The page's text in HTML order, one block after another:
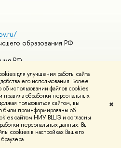
для улучшения работы сайта
его использования. Более
использовании файлов cookies
правила обработки персональных
пользоваться сайтом, вы
были проинформированы об
сайтом НИУ ВШЭ и согласны
персональных данных. Вы
cookies в настройках Вашего
браузера.
✖
образования РФ
РФ
курсы
и контактыУсловия
конфиденциальности
разработаны вШколе дизайна НИУ